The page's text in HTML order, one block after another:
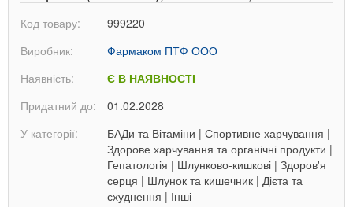
Код товару:
999220
Виробник:
Фармаком ПТФ ООО
Наявність:
Є В НАЯВНОСТІ
Придатний до:
01.02.2028
У категорії:
БАДи та Вітаміни | Спортивне харчування |
Здорове харчування та органічні продукти |
Гепатологія | Шлунково-кишкові | Здоров'я
серця | Шлунок та кишечник | Дієта та
схуднення | Інші